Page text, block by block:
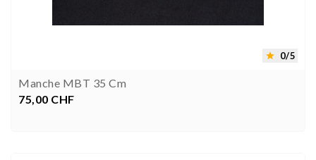
 0/5
Manche MBT 35 Cm
Prix
75,00 CHF